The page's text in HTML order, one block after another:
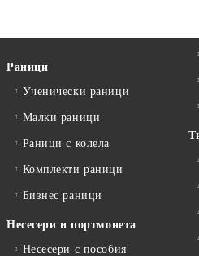
Раници
Ученически раници
Малки раници
Раници с колела
Комплекти раници
Бизнес раници
Несесери и портмонета
Несесери с пособия